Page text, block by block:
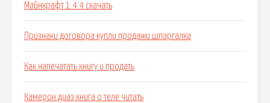
Майнкрафт 1 4 4 скачать
Признаки договора купли продажи шпаргалка
Как напечатать книгу и продать
Камерон диаз книга о теле читать